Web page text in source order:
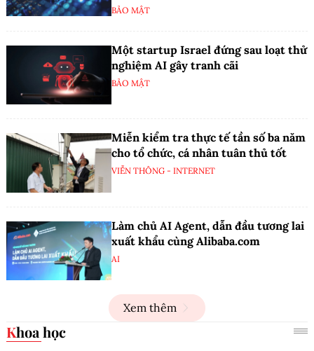
BẢO MẬT
Một startup Israel đứng sau loạt thử
nghiệm AI gây tranh cãi
BẢO MẬT
Miễn kiểm tra thực tế tần số ba năm
cho tổ chức, cá nhân tuân thủ tốt
VIỄN THÔNG - INTERNET
Làm chủ AI Agent, dẫn đầu tương lai
xuất khẩu cùng Alibaba.com
AI
Xem thêm
Khoa học